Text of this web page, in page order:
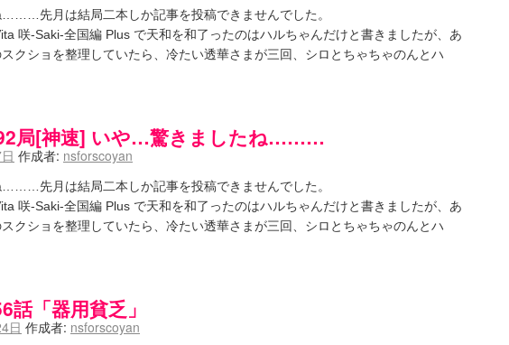
怪録 キングとはいったい誰なのか？ (15:24)
/ 【咲-Saki-】ゲームが待ち遠しい件 (05:44)
ぷしゅーとしょーとすとーりー) - 咲-saki- / 豊音「ピロートークしようよー」白望「ダル……くない」
-Saki- / 咲さんのやり方で就活をやってみよう (03:51)
-Saki- / 黄色い封筒が届いた(・∀・)
-Saki- / 咲-Saki-阿知賀編Blu-rayBOX 購入 (01:00)
メ記事】咲-Saki- 立先生のコメントを取り上げる (09:00)
-Saki- / 咲十夜 第四夜 (11:00)
/ 国際最萌リーグは園城寺怜ちゃんに一票を入れました (12:56)
いじょうぶ / 咲と照の確執【プリン】
定されたら、行くしかないでしょ / ブログを引っ越ししました (13:18)
/ 虎姫 カラオケ編っぽい小ネタ (10:29)
せ
のお誕生日です （ギリギリ）
/ 咲キャラがギタリストだったら...【風越編】
８月も終わり (16:03)
先月は結局二本しか記事を投稿できませんでした。
咲-Saki-全国編 Plus で天和を和了ったのはハルちゃんだけと書きましたが、あ
クショを整理していたら、冷たい透華さまが三回、シロとちゃちゃのんとハ
局[神速] いや…驚きましたね………
作成者: nsforscoyan
先月は結局二本しか記事を投稿できませんでした。
咲-Saki-全国編 Plus で天和を和了ったのはハルちゃんだけと書きましたが、あ
クショを整理していたら、冷たい透華さまが三回、シロとちゃちゃのんとハ
話「器用貧乏」
日 作成者: nsforscoyan